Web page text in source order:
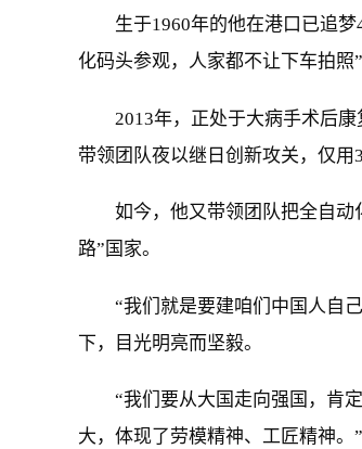
生于1960年的他在港口已追
化码头参观，人家都不让下车拍照”
2013年，正处于大病手术后
带领团队夜以继日创新攻关，仅
如今，他又带领团队把全自
路”国家。
“我们就是要建咱们中国人自
下，目光明亮而坚毅。
“我们要从大国走向强国，肯
大，体现了劳模精神、工匠精神。”